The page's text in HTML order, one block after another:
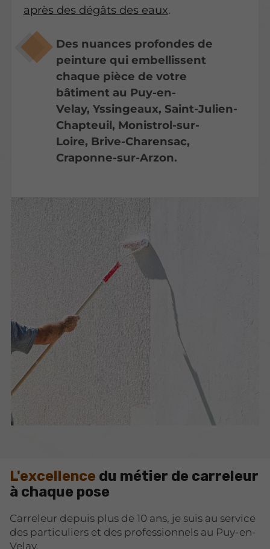
après des dégâts des eaux.
Des nuances profondes de
peinture qui embellissent
chaque pièce de votre
bâtiment au Puy-en-
Velay, Yssingeaux, Saint-Julien-
Chapteuil, Monistrol-sur-
Loire, Brive-Charensac,
Craponne-sur-Arzon.
L'excellence du métier de carreleur
à chaque pose
Carreleur depuis plus de 10 ans, je suis au service
des particuliers et des professionnels au Puy-en-
Velay.